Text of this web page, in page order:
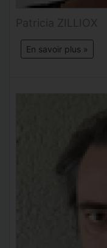
Patricia ZILLIOX
En savoir plus »